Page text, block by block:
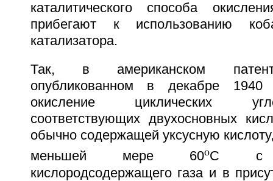
каталитического способа
прибегают к использованию
катализатора.
Так, в американском
опубликованном в декабре 1940
окисление циклических
соответствующих двухосновных
обычно содержащей уксусную
меньшей мере 60oС с
кислородсодержащего газа и в